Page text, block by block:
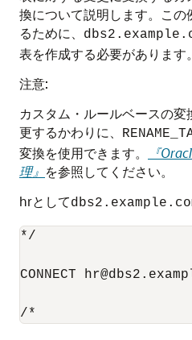
換について説明します。こ
るために、
表を作成する必要があります。
注意:
カスタム・ルールベースの
更するかわりに、
変換を使用できます。
『
理』 を参照してください。
hrとして
*/
CONNECT